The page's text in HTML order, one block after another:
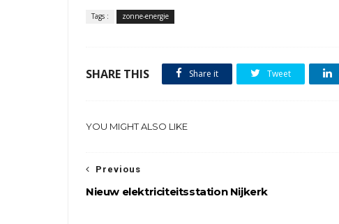
Tags : zonne-energie
SHARE THIS Share it Tweet
YOU MIGHT ALSO LIKE
Previous
Nieuw elektriciteitsstation Nijkerk